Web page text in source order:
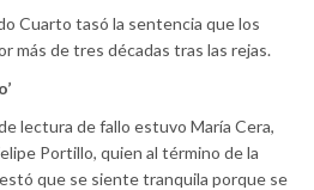
Cuarto tasó la sentencia que los
más de tres décadas tras las rejas.
lectura de fallo estuvo María Cera,
Portillo, quien al término de la
que se siente tranquila porque se